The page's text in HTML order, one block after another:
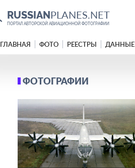
RUSSIANPLANES.NET
ПОРТАЛ АВТОРСКОЙ АВИАЦИОННОЙ ФОТОГРАФИИ
ГЛАВНАЯ ФОТО РЕЕСТРЫ ДАННЫЕ
ФОТОГРАФИИ